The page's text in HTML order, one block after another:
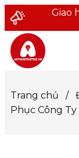
Giao
Trang chủ /
Phục Công